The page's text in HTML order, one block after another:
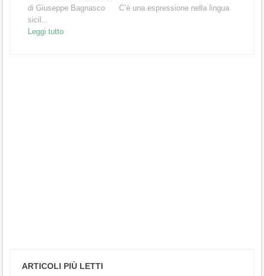
di Giuseppe Bagnasco C’è una espressione nella lingua
sicil...
Leggi tutto
ARTICOLI PIÙ LETTI